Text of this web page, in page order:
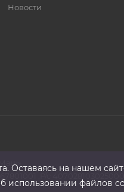
Новости
,Р/с
на нашем
файлов